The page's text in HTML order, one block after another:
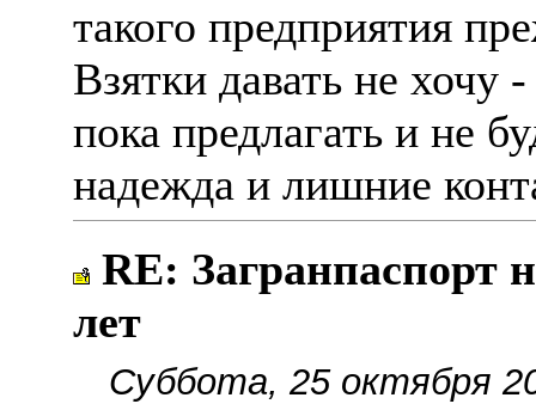
такого предприятия
Взятки давать не хочу
пока предлагать и не
надежда и лишние
RE: Загранпаспорт
лет
Суббота, 25 октября